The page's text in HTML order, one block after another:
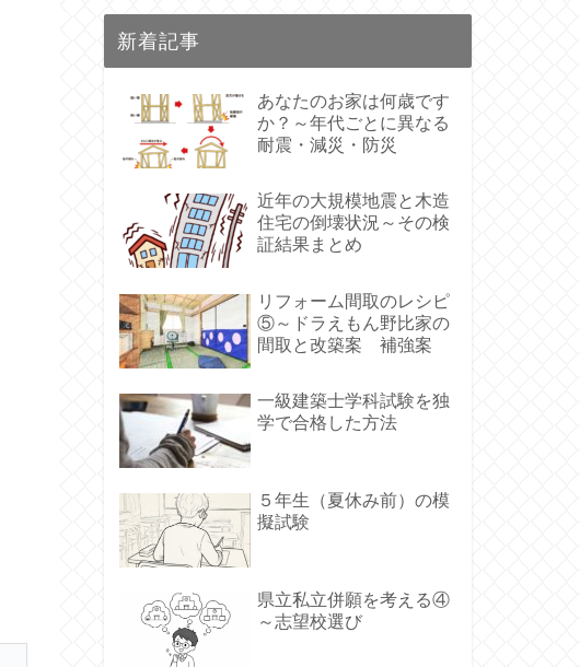
新着記事
あなたのお家は何歳です
か？～年代ごとに異なる
耐震・減災・防災
近年の大規模地震と木造
住宅の倒壊状況～その検
証結果まとめ
リフォーム間取のレシピ
⑤～ドラえもん野比家の
間取と改築案 補強案
一級建築士学科試験を独
学で合格した方法
５年生（夏休み前）の模
擬試験
県立私立併願を考える④
～志望校選び